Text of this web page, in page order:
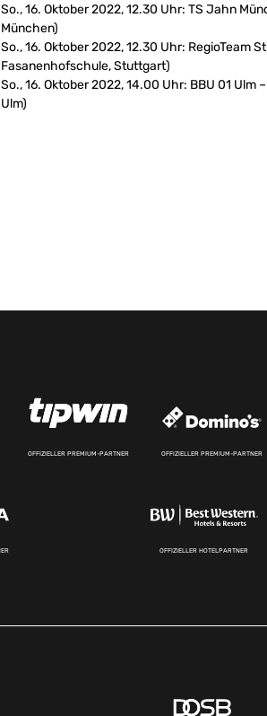
So., 16. Oktober 2022, 12.30 Uhr: TS Jahn
München)
So., 16. Oktober 2022, 12.30 Uhr:
Fasanenhofschule, Stuttgart)
So., 16. Oktober 2022, 14.00 Uhr: BBU 01 Ulm
Ulm)
OFFIZIELLER PREMIUM-PARTNER OFFIZIELLER PREMIUM-PARTNER
OFFIZIELLER HOTELPARTNER